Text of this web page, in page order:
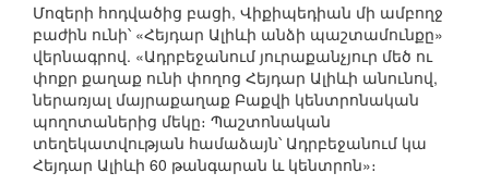
Մոզերի հոդվածից բացի, Վիքիպեդիան մի ամբողջ
բաժին ունի՝ «Հեյդար Ալիևի անձի պաշտամունքը»
վերնագրով. «Ադրբեջանում յուրաքանչյուր մեծ ու
փոքր քաղաք ունի փողոց Հեյդար Ալիևի անունով,
ներառյալ մայրաքաղաք Բաքվի կենտրոնական
պողոտաներից մեկը։ Պաշտոնական
տեղեկատվության համաձայն՝ Ադրբեջանում կա
Հեյդար Ալիևի 60 թանգարան և կենտրոն»։